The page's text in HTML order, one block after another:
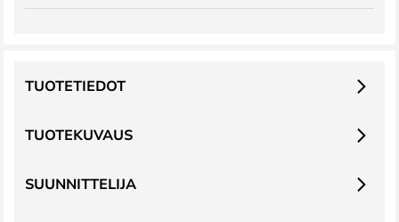
TUOTEKUVAUS
TUOTETIEDOT
SUUNNITTELIJA